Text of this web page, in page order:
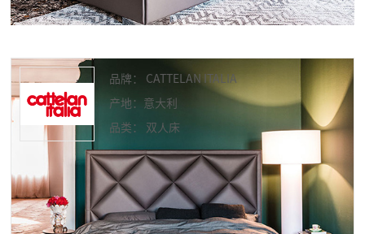
品牌： CATTELAN ITALIA
产地：意大利
品类： 双人床